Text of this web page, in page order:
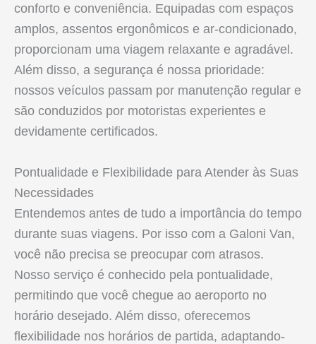
conforto e conveniência. Equipadas com espaços
amplos, assentos ergonômicos e ar-condicionado,
proporcionam uma viagem relaxante e agradável.
Além disso, a segurança é nossa prioridade:
nossos veículos passam por manutenção regular e
são conduzidos por motoristas experientes e
devidamente certificados.
Pontualidade e Flexibilidade para Atender às Suas
Necessidades
Entendemos antes de tudo a importância do tempo
durante suas viagens. Por isso com a Galoni Van,
você não precisa se preocupar com atrasos.
Nosso serviço é conhecido pela pontualidade,
permitindo que você chegue ao aeroporto no
horário desejado. Além disso, oferecemos
flexibilidade nos horários de partida, adaptando-